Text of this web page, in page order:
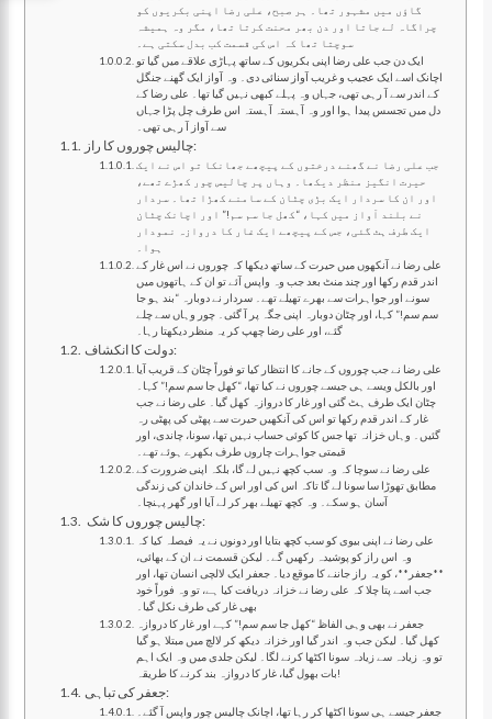
گاؤں میں مشہور تھا۔ ہر صبح، علی رضا اپنی بکریوں کو
چراگاہ لے جاتا اور دن بھر محنت کرتا تھا، مگر وہ ہمیشہ
سوچتا تھا کہ اس کی قسمت کب بدل سکتی ہے۔
ایک دن جب علی رضا اپنی بکریوں کے ساتھ پہاڑی علاقے میں گیا تو
اچانک اسے ایک عجیب و غریب آواز سنائی دی۔ وہ آواز ایک گھنے جنگل
کے اندر سے آ رہی تھی، جہاں وہ پہلے کبھی نہیں گیا تھا۔ علی رضا کے
دل میں تجسس پیدا ہوا اور وہ آہستہ آہستہ اس طرف چل پڑا جہاں
سے آواز آ رہی تھی۔
چالیس چوروں کا راز:
جب علی رضا نے گھنے درختوں کے پیچھے جھانکا تو اس نے ایک
حیرت انگیز منظر دیکھا۔ وہاں پر چالیس چور کھڑے تھے،
اور ان کا سردار ایک بڑی چٹان کے سامنے کھڑا تھا۔ سردار
نے بلند آواز میں کہا، “کھل جا سم سم!” اور اچانک چٹان
ایک طرف ہٹ گئی، جس کے پیچھے ایک غار کا دروازہ نمودار
ہوا۔
علی رضا نے آنکھوں میں حیرت کے ساتھ دیکھا کہ چوروں نے اس غار کے
اندر قدم رکھا اور چند منٹ بعد جب وہ واپس آئے تو ان کے ہاتھوں میں
سونے اور جواہرات سے بھرے تھیلے تھے۔ سردار نے دوبارہ “بند ہو جا
سم سم!” کہا، اور چٹان دوبارہ اپنی جگہ پر آ گئی۔ چور وہاں سے چلے
گئے، اور علی رضا چھپ کر یہ منظر دیکھتا رہا۔
دولت کا انکشاف:
علی رضا نے جب چوروں کے جانے کا انتظار کیا تو فوراً چٹان کے قریب آیا
اور بالکل ویسے ہی جیسے چوروں نے کیا تھا، “کھل جا سم سم!” کہا۔
چٹان ایک طرف ہٹ گئی اور غار کا دروازہ کھل گیا۔ علی رضا نے جب
غار کے اندر قدم رکھا تو اس کی آنکھیں حیرت سے پھٹی کی پھٹی رہ
گئیں۔ وہاں خزانہ تھا جس کا کوئی حساب نہیں تھا، سونا، چاندی، اور
قیمتی جواہرات چاروں طرف بکھرے ہوئے تھے۔
علی رضا نے سوچا کہ وہ سب کچھ نہیں لے گا، بلکہ اپنی ضرورت کے
مطابق تھوڑا سا سونا لے گا تاکہ اس کی اور اس کے خاندان کی زندگی
آسان ہو سکے۔ وہ کچھ تھیلے بھر کر لے آیا اور گھر پہنچا۔
چالیس چوروں کا شک:
علی رضا نے اپنی بیوی کو سب کچھ بتایا اور دونوں نے یہ فیصلہ کیا کہ
وہ اس راز کو پوشیدہ رکھیں گے۔ لیکن قسمت نے ان کے بھائی،
**جعفر**، کو یہ راز جاننے کا موقع دیا۔ جعفر ایک لالچی انسان تھا، اور
جب اسے پتا چلا کہ علی رضا نے خزانہ دریافت کیا ہے، تو وہ فوراً خود
بھی غار کی طرف نکل گیا۔
جعفر نے بھی وہی الفاظ “کھل جا سم سم!” کہے اور غار کا دروازہ
کھل گیا۔ لیکن جب وہ اندر گیا اور خزانہ دیکھ کر لالچ میں مبتلا ہو گیا
تو وہ زیادہ سے زیادہ سونا اکٹھا کرنے لگا۔ لیکن جلدی میں وہ ایک اہم
بات بھول گیا، غار کا دروازہ بند کرنے کا طریقہ!
جعفر کی تباہی:
جعفر جیسے ہی سونا اکٹھا کر رہا تھا، اچانک چالیس چور واپس آ گئے۔